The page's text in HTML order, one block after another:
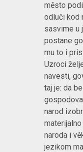
město
odluči kod
sasvime u
postane
mu to i
Uzroci
navesti,
taj je: da
narod
naroda i
jezikom